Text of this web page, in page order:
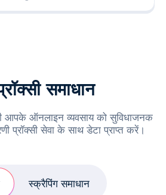
समाधान
आपके ऑनलाइन व्यवसाय को सुविधाजनक
प्रॉक्सी सेवा के साथ डेटा प्राप्त करें।
स्क्रैपिंग समाधान